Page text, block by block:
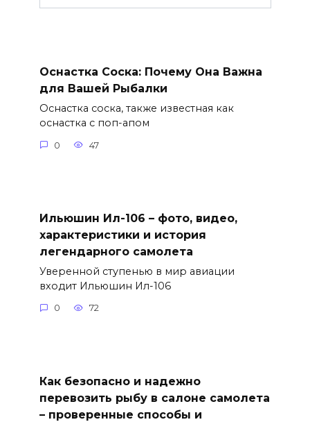
Оснастка Соска: Почему Она Важна
для Вашей Рыбалки
Оснастка соска, также известная как
оснастка с поп-апом
0 47
Ильюшин Ил-106 – фото, видео,
характеристики и история
легендарного самолета
Уверенной ступенью в мир авиации
входит Ильюшин Ил-106
0 72
Как безопасно и надежно
перевозить рыбу в салоне самолета
– проверенные способы и